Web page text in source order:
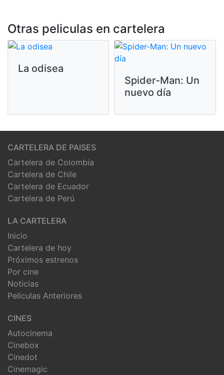
Otras peliculas en cartelera
La odisea
Spider-Man: Un
nuevo día
CARTELERA DE PAISES
Cartelera de Colombia
Cartelera de Chile
Cartelera de Ecuador
Cartelera de Perú
LA CARTELERA
Inicio
Cartelera de hoy
Próximos estrenos
Por cine
Noticias
Peliculas Anteriores
CINES
Autocinema
Cinebox
Cinedot
Cinemagic